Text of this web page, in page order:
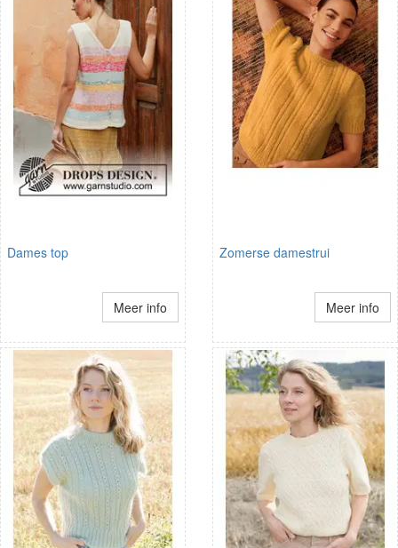
Dames top
Meer info
Zomerse damestrui
Meer info